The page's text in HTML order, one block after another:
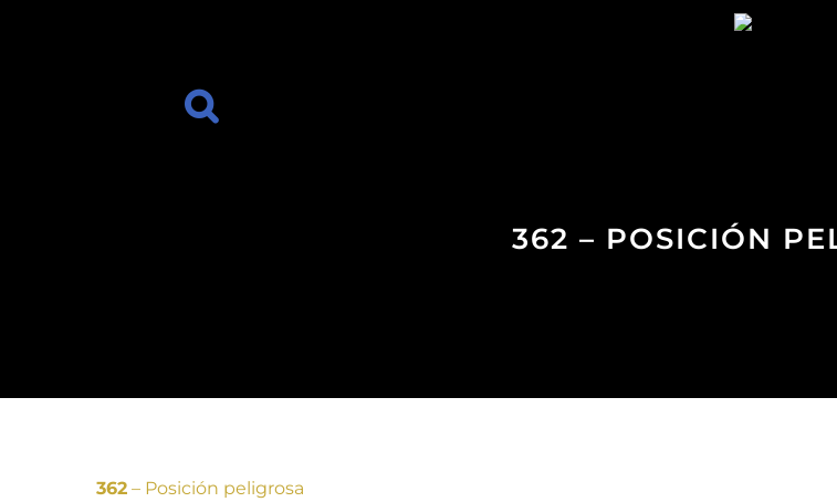
362 – POSICIÓN
362 – Posición peligrosa